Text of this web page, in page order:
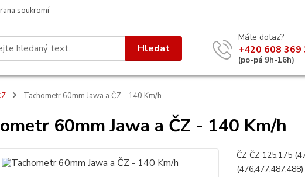
soukromí
Hledat
Máte dotaz?
+420 608 369
(po-pá 9h-16h)
Tachometr 60mm Jawa a ČZ - 140 Km/h
60mm Jawa a ČZ - 140 Km/h
ČZ ČZ 125,175